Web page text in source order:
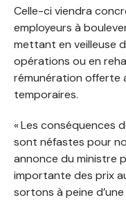
Celle-ci viendra
employeurs à
mettant en veilleuse
opérations ou en
rémunération offerte
temporaires.
« Les conséquences
sont néfastes pour
annonce du ministre
importante des prix
sortons à peine